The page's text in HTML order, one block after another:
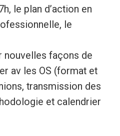
le plan d’action en
le
nouvelles façons de
av les OS (format et
transmission des
et calendrier